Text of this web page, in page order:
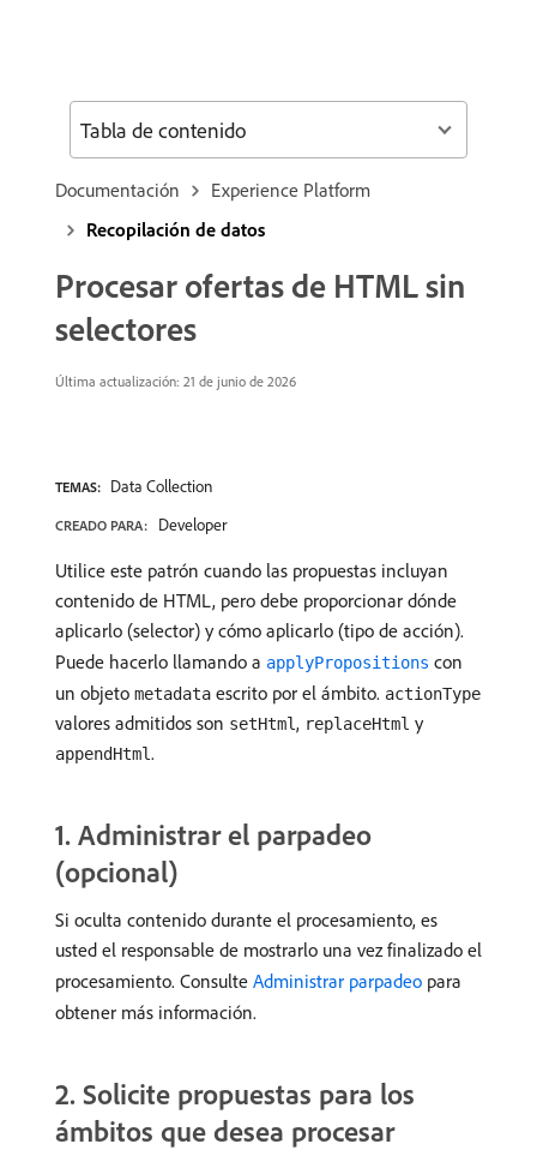
Documentación
Experience Platform
Recopilación de datos
Procesar ofertas de HTML sin
selectores
Última actualización: 21 de junio de 2026
TEMAS: Data Collection
CREADO PARA: Developer
Utilice este patrón cuando las propuestas incluyan
contenido de HTML, pero debe proporcionar dónde
aplicarlo (selector) y cómo aplicarlo (tipo de acción).
Puede hacerlo llamando a applyPropositions con
un objeto metadata escrito por el ámbito. actionType
valores admitidos son setHtml, replaceHtml y
appendHtml.
​1. Administrar el parpadeo
(opcional)
Si oculta contenido durante el procesamiento, es
usted el responsable de mostrarlo una vez finalizado el
procesamiento. Consulte Administrar parpadeo para
obtener más información.
​2. Solicite propuestas para los
ámbitos que desea procesar
Tabla de contenido